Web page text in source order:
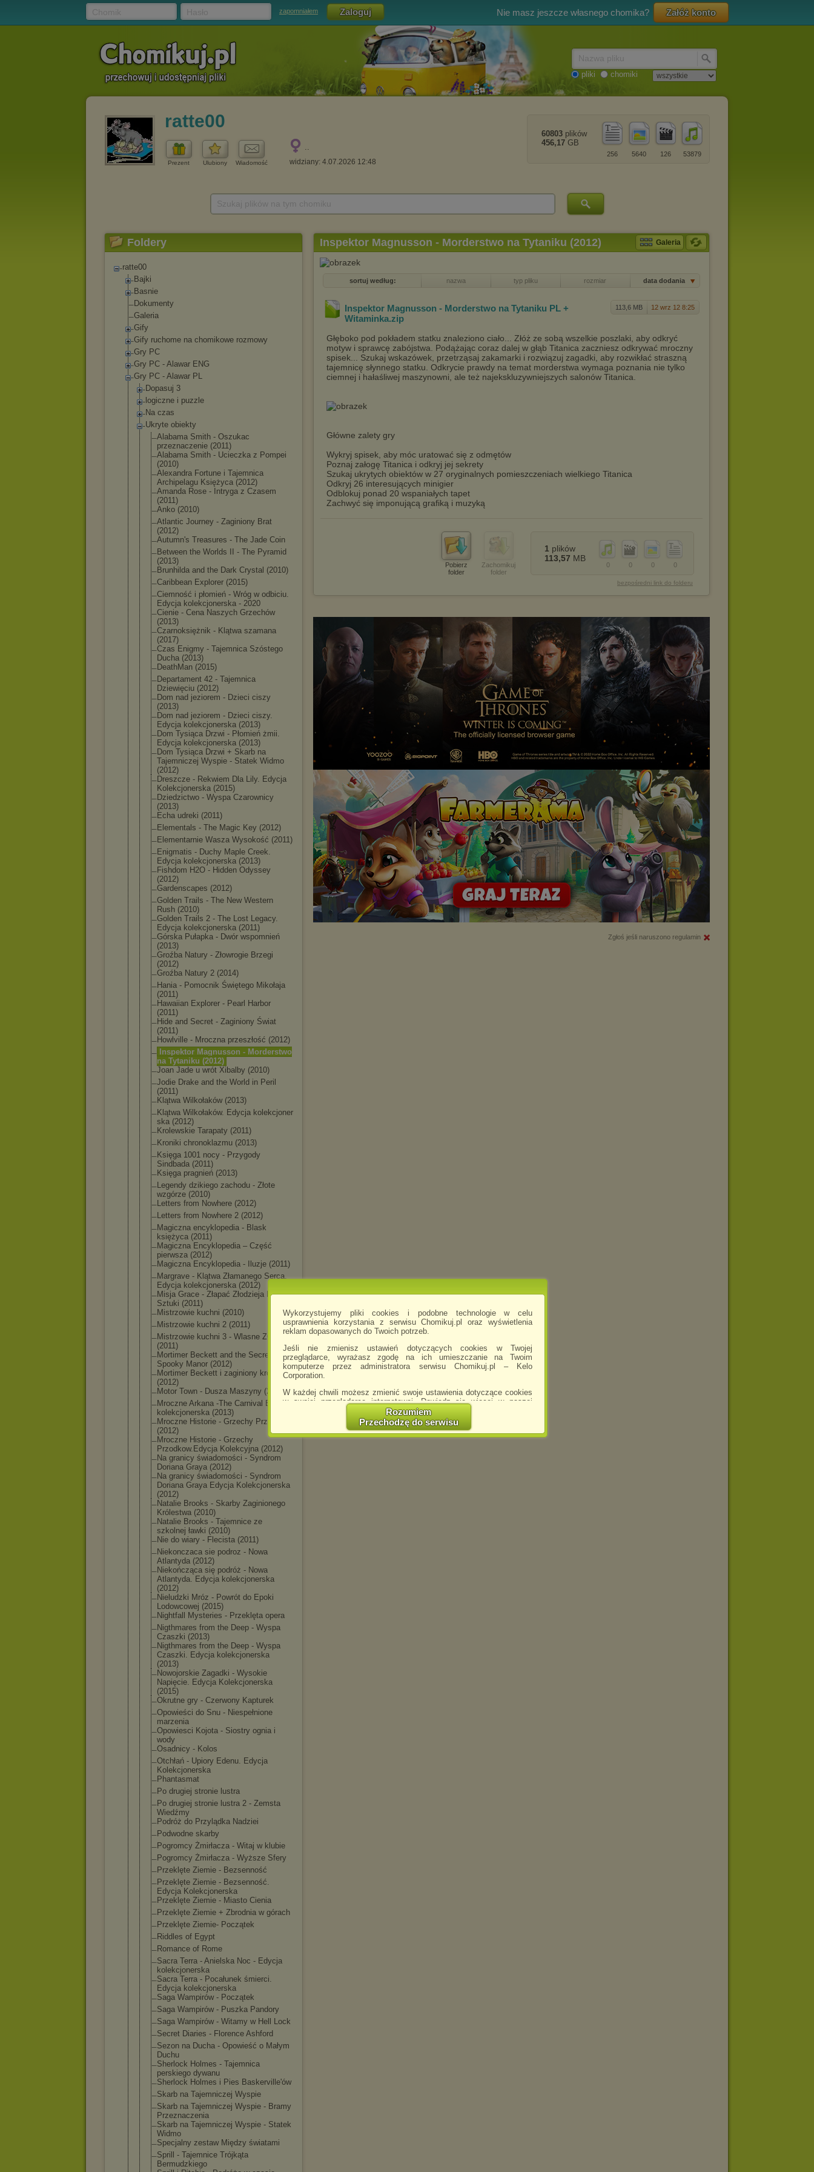
Wykorzystujemy pliki cookies i podobne technologie w celu
usprawnienia korzystania z serwisu Chomikuj.pl oraz wyświetlenia
reklam dopasowanych do Twoich potrzeb.
Jeśli nie zmienisz ustawień dotyczących cookies w Twojej
przeglądarce, wyrażasz zgodę na ich umieszczanie na Twoim
komputerze przez administratora serwisu Chomikuj.pl – Kelo
Corporation.
W każdej chwili możesz zmienić swoje ustawienia dotyczące cookies
w swojej przeglądarce internetowej. Dowiedz się więcej w naszej
http://chomikuj.pl/PolitykaPrywatnosci.aspx
Jednocześnie informujemy że zmiana ustawień przeglądarki może
spowodować ograniczenie korzystania ze strony Chomikuj.pl.
(dostosowanie reklam do Twoich potrzeb, analiza skuteczności działań
http://chomikuj.pl/PolitykaPrywatnosci.aspx
Rozumiem
Przechodzę do serwisu
zapomniałem Nie masz jeszcze własnego chomika? Załóż konto
pliki chomiki
ratte00
Prezent Ulubiony Wiadomość
..
widziany: 4.07.2026 12:48
53879
126
5640
256
60803 plików
456,17 GB
Foldery
ratte00
Bajki
Basnie
Dokumenty
Galeria
Gify
Gify ruchome na chomikowe rozmowy
Gry PC
Gry PC - Alawar ENG
Gry PC - Alawar PL
Dopasuj 3
logiczne i puzzle
Na czas
Ukryte obiekty
Alabama Smith - Oszukac
przeznaczenie (2011)
Alabama Smith - Ucieczka z Pompei
(2010)
Alexandra Fortune i Tajemnica
Archipelagu Księżyca (2012)
Amanda Rose - Intryga z Czasem
(2011)
Anko (2010)
Atlantic Journey - Zaginiony Brat
(2012)
Autumn's Treasures - The Jade Coin
Between the Worlds II - The Pyramid
(2013)
Brunhilda and the Dark Crystal (2010)
Caribbean Explorer (2015)
Ciemność i płomień - Wróg w odbiciu.
Edycja kolekcjonerska - 2020
Cienie - Cena Naszych Grzechów
(2013)
Czarnoksiężnik - Klątwa szamana
(2017)
Czas Enigmy - Tajemnica Szóstego
Ducha (2013)
DeathMan (2015)
Departament 42 - Tajemnica
Dziewięciu (2012)
Dom nad jeziorem - Dzieci ciszy
(2013)
Dom nad jeziorem - Dzieci ciszy.
Edycja kolekcjonerska (2013)
Dom Tysiąca Drzwi - Płomień żmii.
Edycja kolekcjonerska (2013)
Dom Tysiąca Drzwi + Skarb na
Tajemniczej Wyspie - Statek Widmo
(2012)
Dreszcze - Rekwiem Dla Lily. Edycja
Kolekcjonerska (2015)
Dziedzictwo - Wyspa Czarownicy
(2013)
Echa udreki (2011)
Elementals - The Magic Key (2012)
Elementarnie Wasza Wysokość (2011)
Enigmatis - Duchy Maple Creek.
Edycja kolekcjonerska (2013)
Fishdom H2O - Hidden Odyssey
(2012)
Gardenscapes (2012)
Golden Trails - The New Western
Rush (2010)
Golden Trails 2 - The Lost Legacy.
Edycja kolekcjonerska (2011)
Górska Pułapka - Dwór wspomnień
(2013)
Groźba Natury - Złowrogie Brzegi
(2012)
Groźba Natury 2 (2014)
Hania - Pomocnik Świętego Mikołaja
(2011)
Hawaiian Explorer - Pearl Harbor
(2011)
Hide and Secret - Zaginiony Świat
(2011)
Howlville - Mroczna przeszłość (2012)
Inspektor Magnusson - Morderstwo
na Tytaniku (2012)
Joan Jade u wrót Xibalby (2010)
Jodie Drake and the World in Peril
(2011)
Klątwa Wilkołaków (2013)
Klątwa Wilkołaków. Edycja kolekcjoner
ska (2012)
Krolewskie Tarapaty (2011)
Kroniki chronoklazmu (2013)
Księga 1001 nocy - Przygody
Sindbada (2011)
Księga pragnień (2013)
Legendy dzikiego zachodu - Złote
wzgórze (2010)
Letters from Nowhere (2012)
Letters from Nowhere 2 (2012)
Magiczna encyklopedia - Blask
księżyca (2011)
Magiczna Encyklopedia – Część
pierwsza (2012)
Magiczna Encyklopedia - Iluzje (2011)
Margrave - Klątwa Złamanego Serca.
Edycja kolekcjonerska (2012)
Misja Grace - Złapać Złodzieja Dzieł
Sztuki (2011)
Mistrzowie kuchni (2010)
Mistrzowie kuchni 2 (2011)
Mistrzowie kuchni 3 - Wlasne ZOO
(2011)
Mortimer Beckett and the Secrets of
Spooky Manor (2012)
Mortimer Beckett i zaginiony król
(2012)
Motor Town - Dusza Maszyny (2013)
Mroczne Arkana -The Carnival Edycja
kolekcjonerska (2013)
Mroczne Historie - Grzechy Przodków
(2012)
Mroczne Historie - Grzechy
Przodkow.Edycja Kolekcyjna (2012)
Na granicy świadomości - Syndrom
Doriana Graya (2012)
Na granicy świadomości - Syndrom
Doriana Graya Edycja Kolekcjonerska
(2012)
Natalie Brooks - Skarby Zaginionego
Królestwa (2010)
Natalie Brooks - Tajemnice ze
szkolnej ławki (2010)
Nie do wiary - Flecista (2011)
Niekonczaca sie podroz - Nowa
Atlantyda (2012)
Niekończąca się podróż - Nowa
Atlantyda. Edycja kolekcjonerska
(2012)
Nieludzki Mróz - Powrót do Epoki
Lodowcowej (2015)
Nightfall Mysteries - Przeklęta opera
Nigthmares from the Deep - Wyspa
Czaszki (2013)
Nigthmares from the Deep - Wyspa
Czaszki. Edycja kolekcjonerska
(2013)
Nowojorskie Zagadki - Wysokie
Napięcie. Edycja Kolekcjonerska
(2015)
Okrutne gry - Czerwony Kapturek
Opowieści do Snu - Niespełnione
marzenia
Opowiesci Kojota - Siostry ognia i
wody
Osadnicy - Kolos
Otchłań - Upiory Edenu. Edycja
Kolekcjonerska
Phantasmat
Po drugiej stronie lustra
Po drugiej stronie lustra 2 - Zemsta
Wiedźmy
Podróż do Przylądka Nadziei
Podwodne skarby
Pogromcy Żmirłacza - Witaj w klubie
Pogromcy Żmirłacza - Wyższe Sfery
Przeklęte Ziemie - Bezsenność
Przeklęte Ziemie - Bezsenność.
Edycja Kolekcjonerska
Przeklęte Ziemie - Miasto Cienia
Przeklęte Ziemie + Zbrodnia w górach
Przeklęte Ziemie- Początek
Riddles of Egypt
Romance of Rome
Sacra Terra - Anielska Noc - Edycja
kolekcjonerska
Sacra Terra - Pocałunek śmierci.
Edycja kolekcjonerska
Saga Wampirów - Początek
Saga Wampirów - Puszka Pandory
Saga Wampirów - Witamy w Hell Lock
Secret Diaries - Florence Ashford
Sezon na Ducha - Opowieść o Małym
Duchu
Sherlock Holmes - Tajemnica
perskiego dywanu
Sherlock Holmes i Pies Baskerville'ów
Skarb na Tajemniczej Wyspie
Skarb na Tajemniczej Wyspie - Bramy
Przeznaczenia
Skarb na Tajemniczej Wyspie - Statek
Widmo
Specjalny zestaw Między światami
Sprill - Tajemnice Trójkąta
Bermudzkiego
Inspektor Magnusson - Morderstwo na Tytaniku (2012) Galeria
sortuj według: nazwa typ pliku rozmiar data dodania
113,6 MB 12 wrz 12 8:25
Inspektor Magnusson - Morderstwo na Tytaniku PL +
Witaminka.zip
Głęboko pod pokładem statku znaleziono ciało... Złóż ze sobą wszelkie poszlaki, aby odkryć
motyw i sprawcę zabójstwa. Podążając coraz dalej w głąb Titanica zaczniesz odkrywać mroczny
spisek... Szukaj wskazówek, przetrząsaj zakamarki i rozwiązuj zagadki, aby rozwikłać straszną
tajemnicę słynnego statku. Odkrycie prawdy na temat morderstwa wymaga poznania nie tylko
ciemnej i hałaśliwej maszynowni, ale też najekskluzywniejszych salonów Titanica.
Główne zalety gry
Wykryj spisek, aby móc uratować się z odmętów
Poznaj załogę Titanica i odkryj jej sekrety
Szukaj ukrytych obiektów w 27 oryginalnych pomieszczeniach wielkiego Titanica
Odkryj 26 interesujących minigier
Odblokuj ponad 20 wspaniałych tapet
Zachwyć się imponującą grafiką i muzyką
Pobierz
folder
Zachomikuj
folder
0
0
0
0
1 plików
113,57 MB
bezpośredni link do folderu
Zgłoś jeśli naruszono regulamin